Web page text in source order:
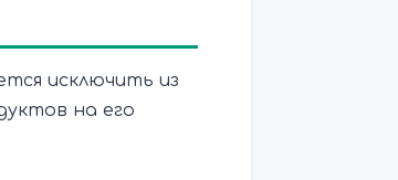
исключить из
на его